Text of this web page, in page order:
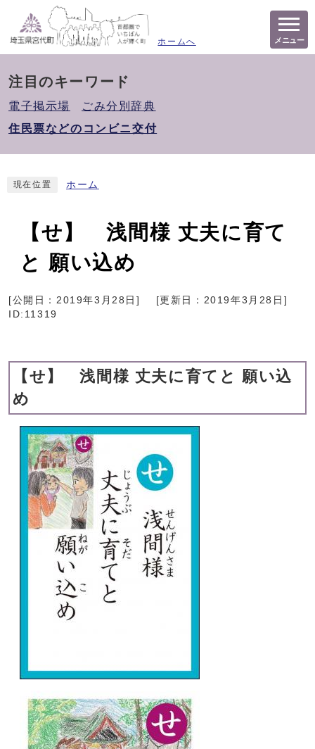
ホームへ メニュー
注目のキーワード
電子掲示場
ごみ分別辞典
住民票などのコンビニ交付
現在位置 ホーム
【せ】 浅間様 丈夫に育て
と 願い込め
[公開日： 2019年3月28日 ] [更新日： 2019年3月28日 ]
ID:11319
【せ】 浅間様 丈夫に育てと 願い込
め